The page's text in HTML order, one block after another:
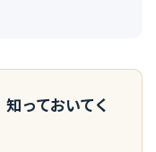
っておいてく